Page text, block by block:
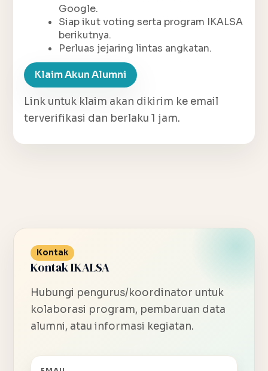
Google.
Siap ikut voting serta program IKALSA
berikutnya.
Perluas jejaring lintas angkatan.
Klaim Akun Alumni
Link untuk klaim akan dikirim ke email
terverifikasi dan berlaku 1 jam.
Kontak
Kontak IKALSA
Hubungi pengurus/koordinator untuk
kolaborasi program, pembaruan data
alumni, atau informasi kegiatan.